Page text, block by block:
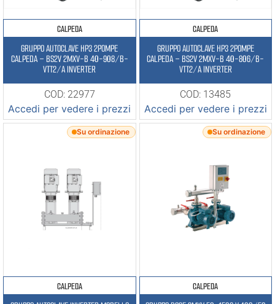
CALPEDA
GRUPPO AUTOCLAVE HP3 2POMPE
CALPEDA – BS2V 2MXV-B 40-908/B-
VTT2/A INVERTER
COD: 22977
Accedi per vedere i prezzi
CALPEDA
GRUPPO AUTOCLAVE HP3 2POMPE
CALPEDA – BS2V 2MXV-B 40-806/B-
VTT2/A INVERTER
COD: 13485
Accedi per vedere i prezzi
Su ordinazione
CALPEDA
Su ordinazione
CALPEDA